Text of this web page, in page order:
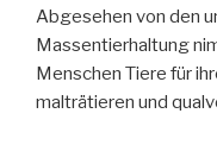
Abgesehen von den
Massentierhaltung
Menschen Tiere für
malträtieren und